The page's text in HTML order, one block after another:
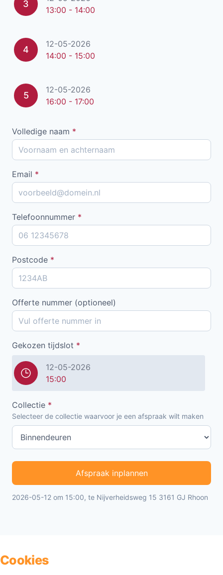
3
13:00 - 14:00
4
12-05-2026
14:00 - 15:00
5
12-05-2026
16:00 - 17:00
Volledige naam *
Email *
Telefoonnummer *
Postcode *
Offerte nummer (optioneel)
Gekozen tijdslot *
12-05-2026
15:00
Collectie *
Selecteer de collectie waarvoor je een afspraak wilt maken
Afspraak inplannen
2026-05-12 om 15:00, te Nijverheidsweg 15 3161 GJ Rhoon
Cookies